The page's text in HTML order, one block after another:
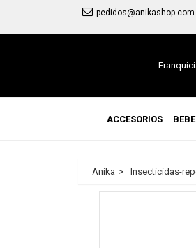
ACCESORIOS
Anika Insecticidas-